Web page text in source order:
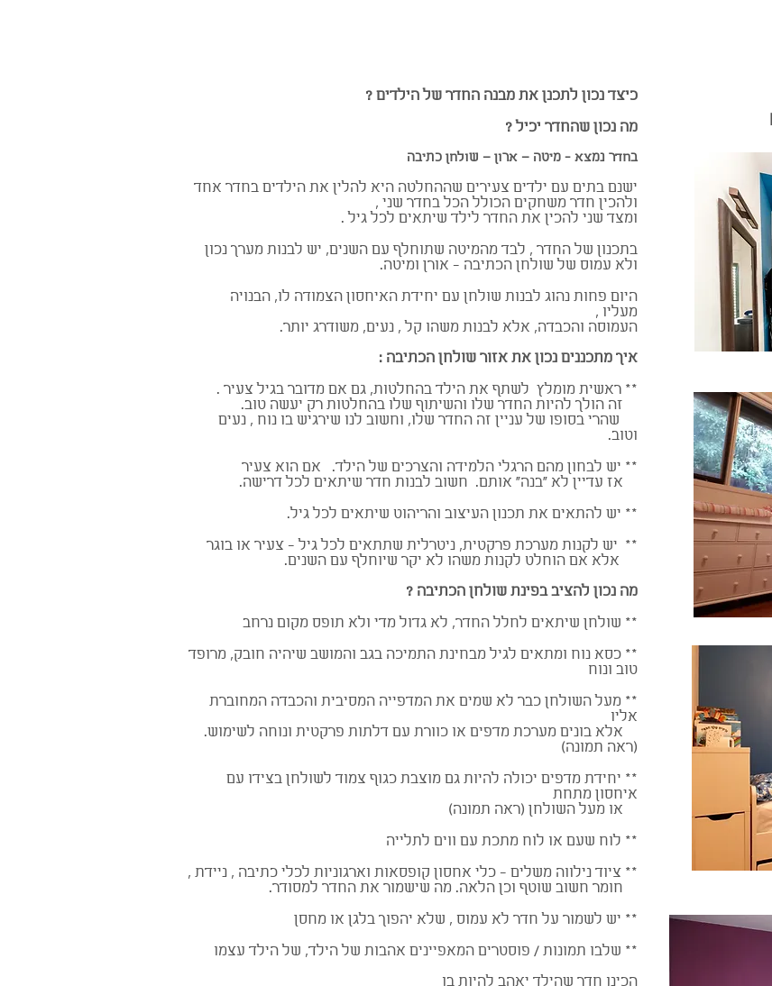
כיצד נכון לתכנן את מבנה החדר של הילדים ?
מה נכון שהחדר יכיל ?
בחדר נמצא - מיטה – ארון – שולחן כתיבה
ישנם בתים עם ילדים צעירים שההחלטה היא להלין את הילדים בחדר אחד
ולהכין חדר משחקים הכולל הכל בחדר שני ,
ומצד שני להכין את החדר לילד שיתאים לכל גיל .
בתכנון של החדר , לבד מהמיטה שתוחלף עם השנים, יש לבנות מערך נכון
ולא עמוס של שולחן הכתיבה - אורן ומיטה.
היום פחות נהוג לבנות שולחן עם יחידת האיחסון הצמודה לו, הבנויה
מעליו ,
העמוסה והכבדה, אלא לבנות משהו קל , נעים, משודרג יותר.
איך מתכננים נכון את אזור שולחן הכתיבה :
** ראשית מומלץ לשתף את הילד בהחלטות, גם אם מדובר בגיל צעיר .
זה הולך להיות החדר שלו והשיתוף שלו בהחלטות רק יעשה טוב.
שהרי בסופו של עניין זה החדר שלו, וחשוב לנו שירגיש בו נוח , נעים
וטוב.
** יש לבחון מהם הרגלי הלמידה והצרכים של הילד. אם הוא צעיר
אז עדיין לא "בנה" אותם. חשוב לבנות חדר שיתאים לכל דרישה.
** יש להתאים את תכנון העיצוב והריהוט שיתאים לכל גיל.
** יש לקנות מערכת פרקטית, ניטרלית שתתאים לכל גיל - צעיר או בוגר
אלא אם הוחלט לקנות משהו לא יקר שיוחלף עם השנים.
מה נכון להציב בפינת שולחן הכתיבה ?
** שולחן שיתאים לחלל החדר, לא גדול מדי ולא תופס מקום נרחב
** כסא נוח ומתאים לגיל מבחינת התמיכה בגב והמושב שיהיה חובק, מרופד
טוב ונוח
** מעל השולחן כבר לא שמים את המדפייה המסיבית והכבדה המחוברת
אליו
אלא בונים מערכת מדפים או כוורת עם דלתות פרקטית ונוחה לשימוש.
(ראה תמונה)
** יחידת מדפים יכולה להיות גם מוצבת כגוף צמוד לשולחן בצידו עם
איחסון מתחת
או מעל השולחן (ראה תמונה)
** לוח שעם או לוח מתכת עם ווים לתלייה
** ציוד נילווה משלים - כלי אחסון קופסאות וארגוניות לכלי כתיבה , ניידת ,
חומר חשוב שוטף וכן הלאה. מה שישמור את החדר למסודר.
** יש לשמור על חדר לא עמוס , שלא יהפוך בלגן או מחסן
** שלבו תמונות / פוסטרים המאפיינים אהבות של הילד, של הילד עצמו
הכינו חדר שהילד יאהב להיות בו